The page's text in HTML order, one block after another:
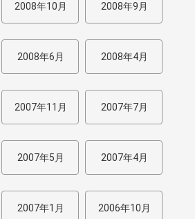
2008年10月 2008年9月
2008年6月 2008年4月
2007年11月 2007年7月
2007年5月 2007年4月
2007年1月 2006年10月